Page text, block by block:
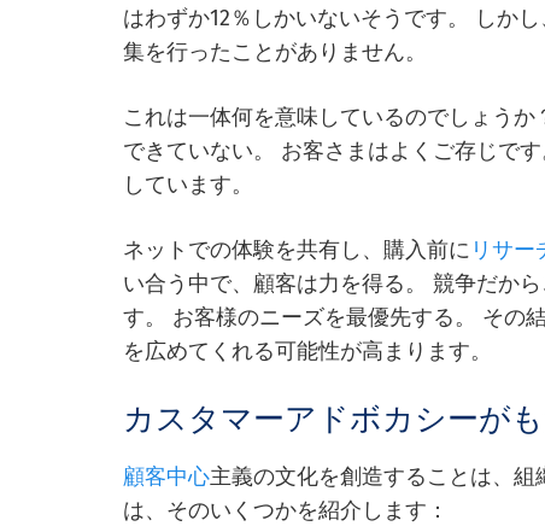
はわずか12％しかいないそうです。 しかし
集を行ったことがありません。
これは一体何を意味しているのでしょう
できていない。 お客さまはよくご存じで
しています。
ネットでの体験を共有し、購入前に リサー
い合う中で、顧客は力を得る。 競争だか
す。 お客様のニーズを最優先する。 その
を広めてくれる可能性が高まります。
カスタマーアドボカシーが
顧客中心主義の文化を創造することは、
は、そのいくつかを紹介します：